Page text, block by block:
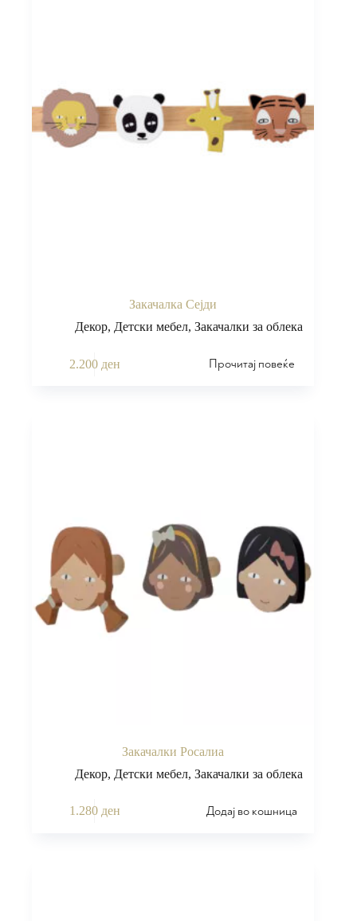
Закачалка Сејди
Декор,Детски мебел,Закачалки за облека
2.200 ден Прочитај повеќе
Закачалки Росалиа
Декор, Детски мебел,Закачалки за облека
1.280 ден Додај во кошница